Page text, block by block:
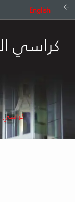
English
كراسي
كراسي